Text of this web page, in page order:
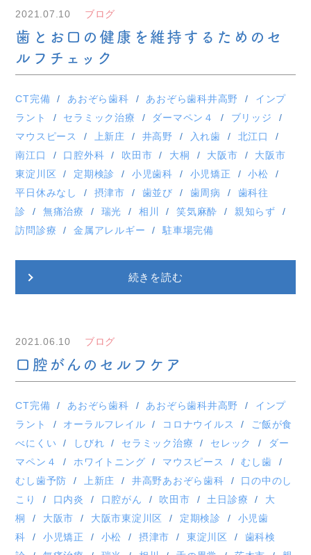
2021.07.10 ブログ
歯とお口の健康を維持するためのセ
ルフチェック
CT完備 あおぞら歯科 あおぞら歯科井高野
インプ
ラント
セラミック治療 ダーマペン４
ブリッジ
マウスピース
上新庄 井高野 入れ歯
北江口
南江口
口腔外科 吹田市 大桐 大阪市
大阪市
東淀川区
定期検診 小児歯科 小児矯正
小松
平日休みなし
摂津市 歯並び 歯周病
歯科往
診
無痛治療 瑞光 相川 笑気麻酔
親知らず
訪問診療
金属アレルギー 駐車場完備
続きを読む
2021.06.10 ブログ
口腔がんのセルフケア
CT完備 あおぞら歯科 あおぞら歯科井高野
インプ
ラント
オーラルフレイル コロナウイルス
ご飯が食
べにくい
しびれ セラミック治療 セレック
ダー
マペン４
ホワイトニング マウスピース
むし歯
むし歯予防
上新庄 井高野あおぞら歯科
口の中のし
こり
口内炎 口腔がん 吹田市 土日診療
大
桐
大阪市 大阪市東淀川区 定期検診
小児歯
科
小児矯正 小松 摂津市 東淀川区
歯科検